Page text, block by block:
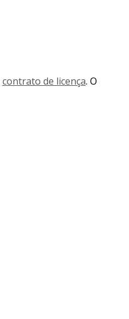
contrato de licença. O